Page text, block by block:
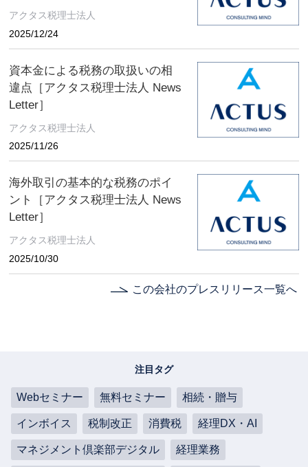
アクタス税理士法人
2025/12/24
資本金による税務の取扱いの相
違点［アクタス税理士法人 News
Letter］
アクタス税理士法人
2025/11/26
海外取引の基本的な税務のポイ
ント［アクタス税理士法人 News
Letter］
アクタス税理士法人
2025/10/30
この会社のプレスリリース一覧へ
注目タグ
Webセミナー 無料セミナー 相続・贈与
インボイス 税制改正 消費税 経理DX・AI
マネジメント倶楽部デジタル 経理業務